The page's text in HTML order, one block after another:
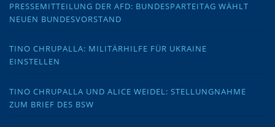
PRESSEMITTEILUNG DER AFD: BUNDESPARTEITAG WÄHLT
NEUEN BUNDESVORSTAND
TINO CHRUPALLA: MILITÄRHILFE FÜR UKRAINE
EINSTELLEN
TINO CHRUPALLA UND ALICE WEIDEL: STELLUNGNAHME
ZUM BRIEF DES BSW